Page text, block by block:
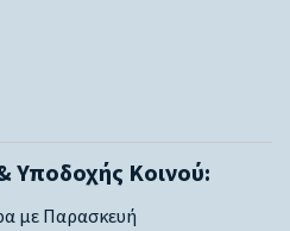
Υποδοχής Κοινού:
με Παρασκευή